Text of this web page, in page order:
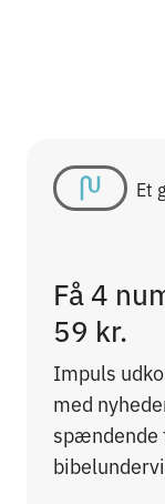
Et
Få 4
59 kr.
Impuls
med
spændende